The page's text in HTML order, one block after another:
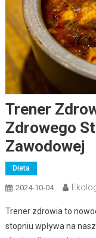
Trener
Zdrowego
Zawodowej
Dieta
2024-10-04
Trener zdrowia to
stopniu wpływa na